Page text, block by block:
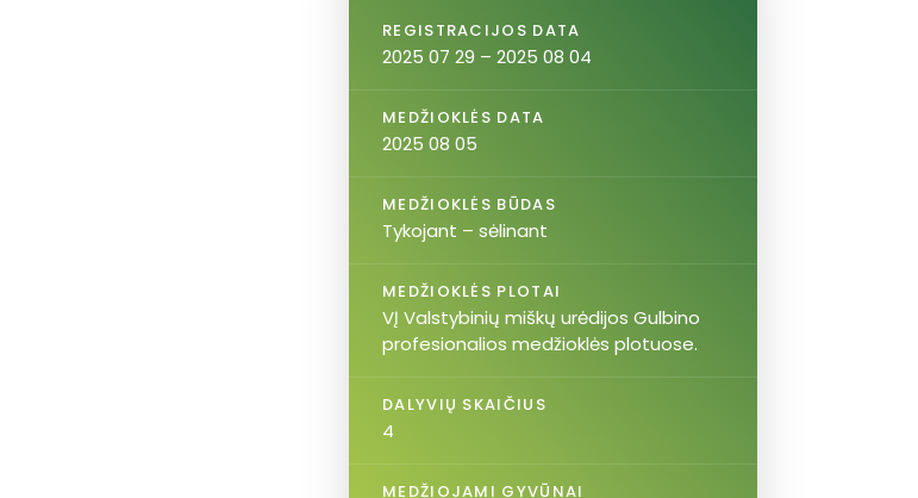
REGISTRACIJOS DATA
2025 07 29 – 2025 08 04
MEDŽIOKLĖS DATA
2025 08 05
MEDŽIOKLĖS BŪDAS
Tykojant – sėlinant
MEDŽIOKLĖS PLOTAI
VĮ Valstybinių miškų urėdijos Gulbino
profesionalios medžioklės plotuose.
DALYVIŲ SKAIČIUS
4
MEDŽIOJAMI GYVŪNAI